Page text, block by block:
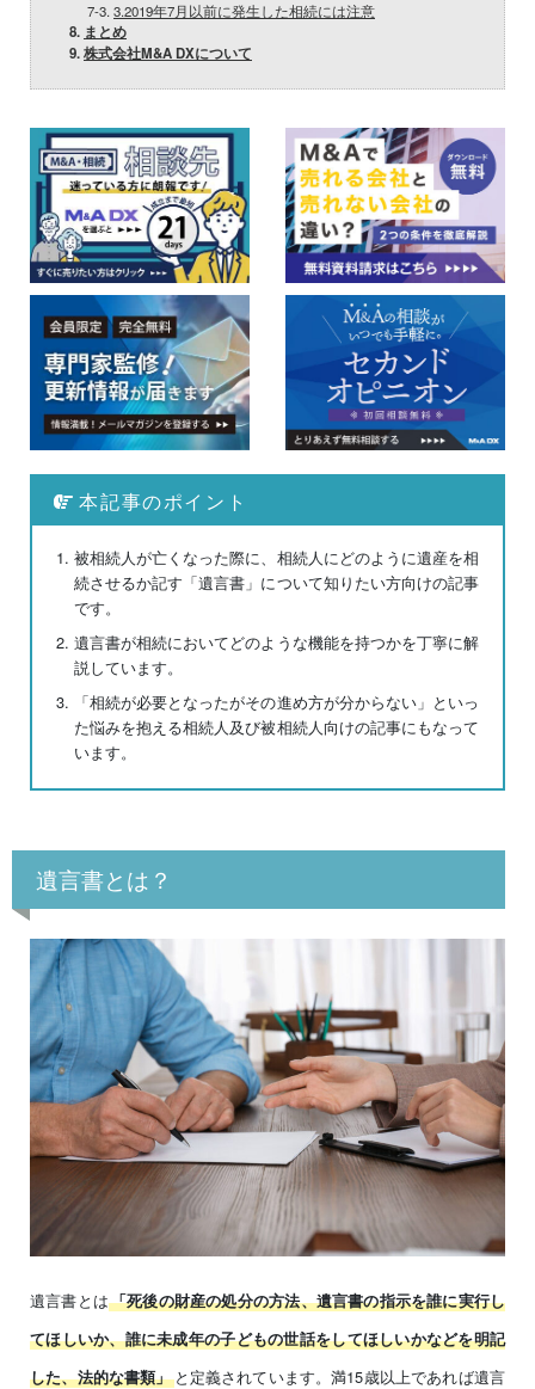
7-3. 3.2019年7月以前に発生した相続には注意
8. まとめ
9.株式会社M&A DXについて
本記事のポイント
被相続人が亡くなった際に、相続人にどのように遺産を相
続させるか記す「遺言書」について知りたい方向けの記事
です。
遺言書が相続においてどのような機能を持つかを丁寧に解
説しています。
「相続が必要となったがその進め方が分からない」といっ
た悩みを抱える相続人及び被相続人向けの記事にもなって
います。
遺言書とは？
遺言書とは「死後の財産の処分の方法、遺言書の指示を誰に実行し
てほしいか、誰に未成年の子どもの世話をしてほしいかなどを明記
した、法的な書類」と定義されています。満15歳以上であれば遺言